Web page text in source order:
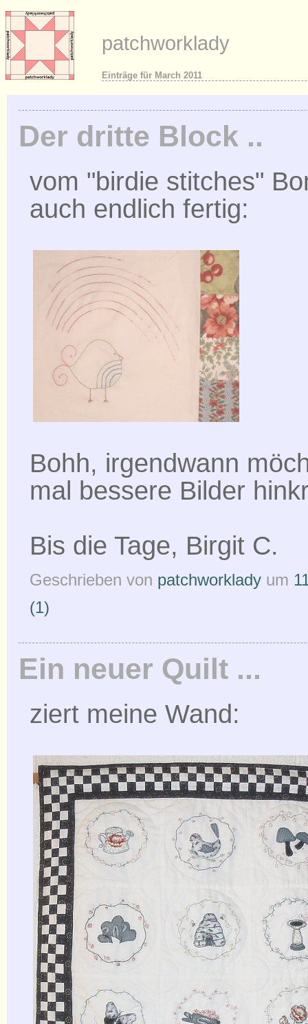
patchworklady
Einträge für March 2011
Der dritte Block ..
vom "birdie stitches"
auch endlich fertig:
Bohh, irgendwann
mal bessere Bilder
Bis die Tage, Birgit C.
Geschrieben von patchworklady um
(1)
Ein neuer Quilt ...
ziert meine Wand: